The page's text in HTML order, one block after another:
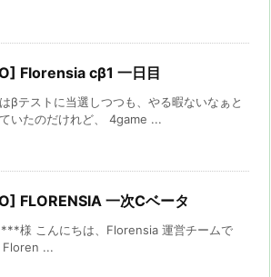
Florensia cβ1 一日目
βテストに当選しつつも、やる暇ないなぁと
いたのだけれど、 4game ...
FLORENSIA 一次Cベータ
様 こんにちは、Florensia 運営チームで
Floren ...